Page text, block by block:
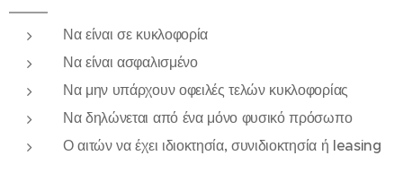
Να είναι σε κυκλοφορία
Να είναι ασφαλισμένο
Να μην υπάρχουν οφειλές τελών κυκλοφορίας
Να δηλώνεται από ένα μόνο φυσικό πρόσωπο
Ο αιτών να έχει ιδιοκτησία, συνιδιοκτησία ή leasing